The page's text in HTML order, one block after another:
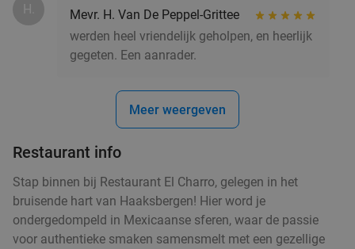
H.
Mevr. H. Van De Peppel-Grittee
werden heel vriendelijk geholpen, en heerlijk
gegeten. Een aanrader.
Meer weergeven
Restaurant info
Stap binnen bij Restaurant El Charro, gelegen in het
bruisende hart van Haaksbergen! Hier word je
ondergedompeld in Mexicaanse sferen, waar de passie
voor authentieke smaken samensmelt met een gezellige